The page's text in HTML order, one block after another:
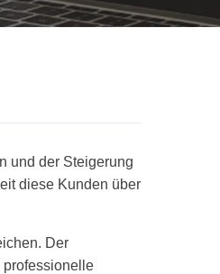
und der Steigerung
diese Kunden über
Der
professionelle